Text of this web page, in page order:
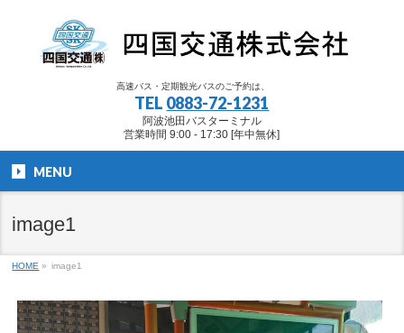
高速バス・定期観光バスのご予約は、
TEL 0883-72-1231
阿波池田バスターミナル
営業時間 9:00 - 17:30 [年中無休]
MENU
image1
HOME » image1